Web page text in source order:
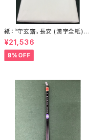
紙：〝守玄齋〟長安 (漢字全紙)
<商品番号1577>
¥21,536
8%OFF